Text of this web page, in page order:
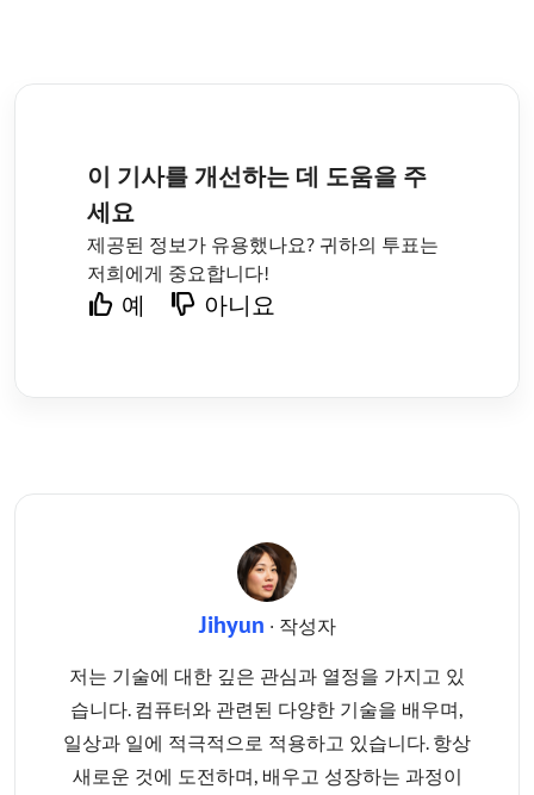
이 기사를 개선하는 데 도움을 주
세요
제공된 정보가 유용했나요? 귀하의 투표는
저희에게 중요합니다!
예 아니요
Jihyun · 작성자
저는 기술에 대한 깊은 관심과 열정을 가지고 있
습니다. 컴퓨터와 관련된 다양한 기술을 배우며,
일상과 일에 적극적으로 적용하고 있습니다. 항상
새로운 것에 도전하며, 배우고 성장하는 과정이